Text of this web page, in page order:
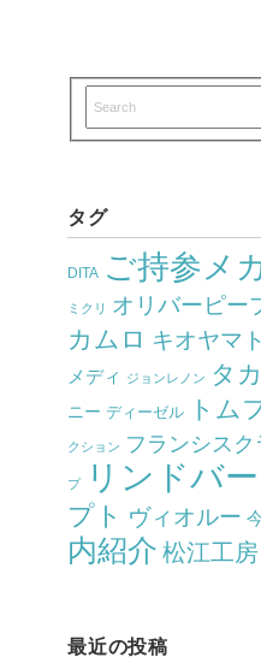
タグ
DITA ご持参メ
ミクリ オリバーピー
カムロ キオヤマト
メディ
ジョンレノン タ
ニー ディーゼル トム
クション フランシスク
プ リンドバ
プト ヴィオルー
内紹介 松江工房
最近の投稿